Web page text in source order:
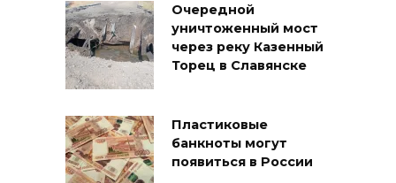
Очередной
уничтоженный мост
через реку Казенный
Торец в Славянске
Пластиковые
банкноты могут
появиться в России